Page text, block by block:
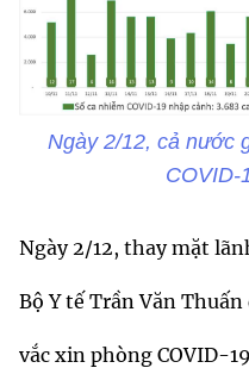
Ngày 2/12, cả nước
COVID-
Ngày 2/12, thay mặt
Bộ Y tế Trần Văn
vắc xin phòng COVID-